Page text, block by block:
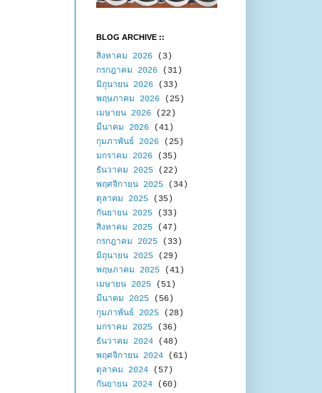
BLOG ARCHIVE ::
สิงหาคม 2026 (3)
กรกฎาคม 2026 (31)
มิถุนายน 2026 (33)
พฤษภาคม 2026 (25)
เมษายน 2026 (22)
มีนาคม 2026 (41)
กุมภาพันธ์ 2026 (25)
มกราคม 2026 (35)
ธันวาคม 2025 (22)
พฤศจิกายน 2025 (34)
ตุลาคม 2025 (35)
กันยายน 2025 (33)
สิงหาคม 2025 (47)
กรกฎาคม 2025 (33)
มิถุนายน 2025 (29)
พฤษภาคม 2025 (41)
เมษายน 2025 (51)
มีนาคม 2025 (56)
กุมภาพันธ์ 2025 (28)
มกราคม 2025 (36)
ธันวาคม 2024 (48)
พฤศจิกายน 2024 (61)
ตุลาคม 2024 (57)
กันยายน 2024 (60)